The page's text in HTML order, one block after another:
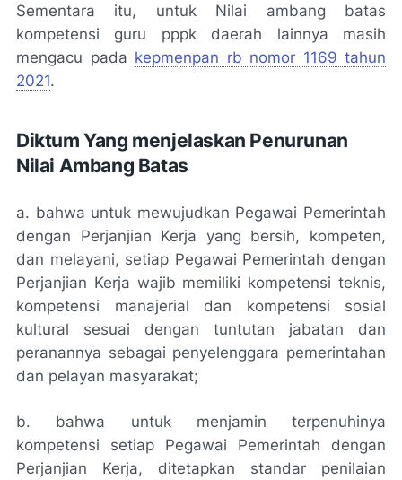
Sementara itu, untuk Nilai ambang batas
kompetensi guru pppk daerah lainnya masih
mengacu pada kepmenpan rb nomor 1169 tahun
2021.
Diktum Yang menjelaskan Penurunan
Nilai Ambang Batas
a. bahwa untuk mewujudkan Pegawai Pemerintah
dengan Perjanjian Kerja yang bersih, kompeten,
dan melayani, setiap Pegawai Pemerintah dengan
Perjanjian Kerja wajib memiliki kompetensi teknis,
kompetensi manajerial dan kompetensi sosial
kultural sesuai dengan tuntutan jabatan dan
peranannya sebagai penyelenggara pemerintahan
dan pelayan masyarakat;
b. bahwa untuk menjamin terpenuhinya
kompetensi setiap Pegawai Pemerintah dengan
Perjanjian Kerja, ditetapkan standar penilaian